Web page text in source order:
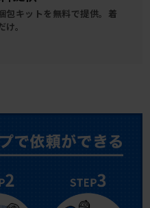
包キットを 無料で提供。 着
。